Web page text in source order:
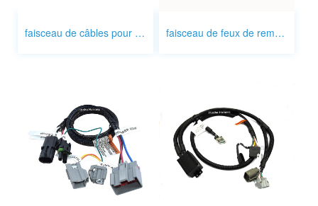
faisceau de câbles pour feux de remorque faisceau de feux de remorque